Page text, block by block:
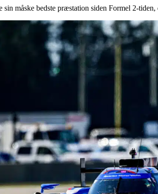
sin måske bedste præstation siden Formel 2-